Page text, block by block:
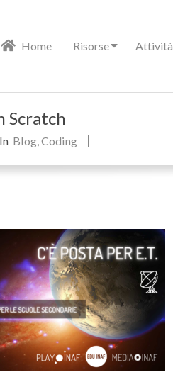
Home Risorse Attività
Scratch
In Blog,Coding